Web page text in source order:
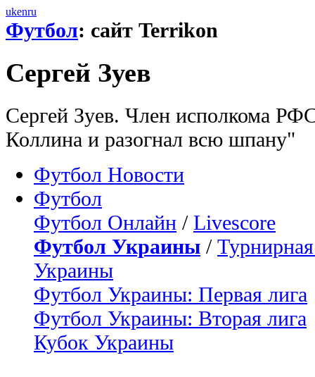
ukenru
Футбол: сайт Terrikon
Сергей Зуев
Сергей Зуев. Член исполкома
Коллина и разогнал всю шпану"
Футбол Новости
Футбол
Футбол Онлайн / Livescore
Футбол Украины /
Украины
Футбол Украины: Первая лига
Футбол Украины: Вторая лига
Кубок Украины